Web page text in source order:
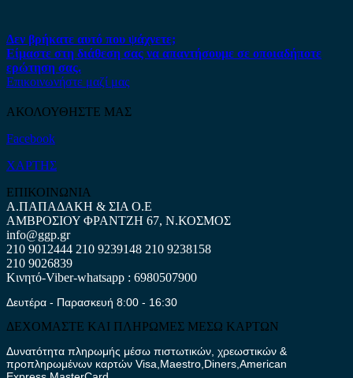
Δεν βρήκατε αυτό που ψάχνετε;
Είμαστε στη διάθεση σας να απαντήσουμε σε οποιαδήποτε
ερώτηση σας.
Επικοινωνήστε μαζί μας
ΑΚΟΛΟΥΘΗΣΤΕ ΜΑΣ
Facebook
ΧΑΡΤΗΣ
ΕΠΙΚΟΙΝΩΝΙΑ
Α.ΠΑΠΑΔΑΚΗ & ΣΙΑ Ο.Ε
ΑΜΒΡΟΣΙΟΥ ΦΡΑΝΤΖΗ 67, Ν.ΚΟΣΜΟΣ
info@ggp.gr
210 9012444 210 9239148 210 9238158
210 9026839
Κινητό-Viber-whatsapp : 6980507900
Δευτέρα - Παρασκευή 8:00 - 16:30
ΔΕΧΟΜΑΣΤΕ ΚΑΙ ΠΛΗΡΩΜΕΣ ΜΕΣΩ ΚΑΡΤΩΝ
Δυνατότητα πληρωμής μέσω πιστωτικών, χρεωστικών &
προπληρωμένων καρτών Visa,Maestro,Diners,American